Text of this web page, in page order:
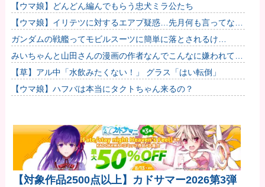
【ウマ娘】どんどん編んでもらう忠犬ミラ公たち
【ウマ娘】イリテツに対するエアプ疑惑…先月何も言ってなか
ったのに今月急にスピ3言い出したのが怪しいよな。他
ガンダムの戦艦ってモビルスーツに簡単に落とされるけ
ど・・・・他
みいちゃんと山田さんの漫画の作者なんでこんなに嫌われてる
んだろうな
【草】アル中「水飲みたくない！」 グラス「はい転倒」
【ウマ娘】ハフバは本当にタクトちゃん来るの？
【対象作品2500点以上】カドサマー2026第3弾